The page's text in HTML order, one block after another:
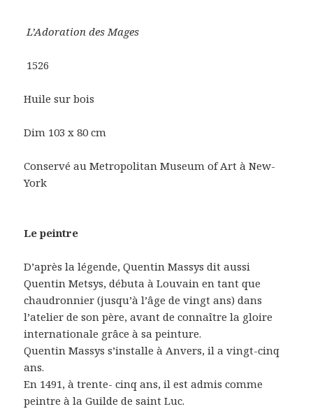
L’Adoration des Mages
1526
Huile sur bois
Dim 103 x 80 cm
Conservé au Metropolitan Museum of Art à New-
York
Le peintre
D’après la légende, Quentin Massys dit aussi
Quentin Metsys, débuta à Louvain en tant que
chaudronnier (jusqu’à l’âge de vingt ans) dans
l’atelier de son père, avant de connaître la gloire
internationale grâce à sa peinture.
Quentin Massys s’installe à Anvers, il a vingt-cinq
ans.
En 1491, à trente- cinq ans, il est admis comme
peintre à la Guilde de saint Luc.